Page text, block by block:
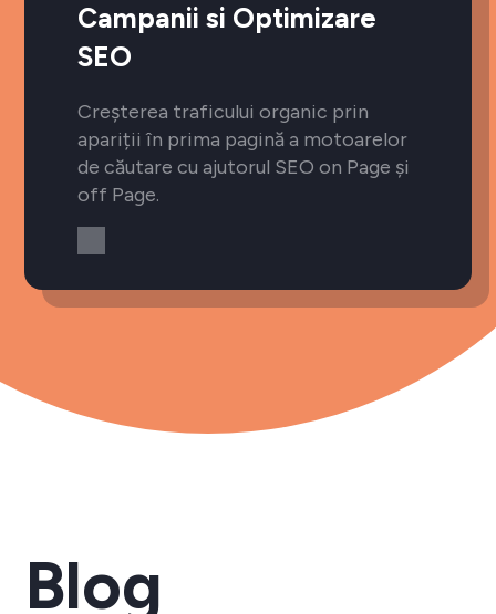
Campanii si Optimizare
SEO
Creșterea traficului organic prin
apariții în prima pagină a motoarelor
de căutare cu ajutorul SEO on Page și
off Page.
Blog